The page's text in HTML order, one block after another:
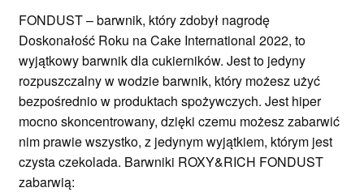
FONDUST – barwnik, który zdobył nagrodę
Doskonałość Roku na Cake International 2022, to
wyjątkowy barwnik dla cukierników. Jest to jedyny
rozpuszczalny w wodzie barwnik, który możesz użyć
bezpośrednio w produktach spożywczych. Jest hiper
mocno skoncentrowany, dzięki czemu możesz zabarwić
nim prawie wszystko, z jedynym wyjątkiem, którym jest
czysta czekolada. Barwniki ROXY&RICH FONDUST
zabarwią: